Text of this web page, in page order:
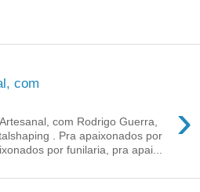
com
›
com Rodrigo Guerra,
. Pra apaixonados por
por funilaria, pra apai...